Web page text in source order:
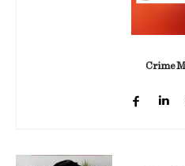
Crime